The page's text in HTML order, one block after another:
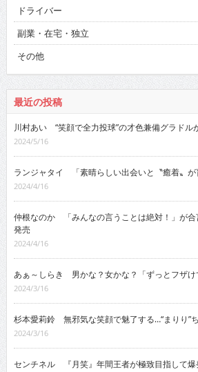
ドライバー
副業・在宅・独立
その他
最近の投稿
川村あい “笑顔で全力投球”の才色兼備グラドル
2024/5/16
ランジャタイ 「素晴らしい出会いと〝癒着〟が
2024/4/16
仲根なのか 「みんなの言うことは絶対！」が合
発売
2024/4/16
あぁ～しらき 男かな？女かな？「ずっとフザけ
2024/3/16
杉本愛莉鈴 無邪気な笑顔で魅了する…“まりり”
2024/3/16
センチネル 『月笑』年間王者が極致目指して爆